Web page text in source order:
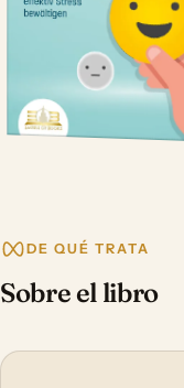
DE QUÉ TRATA
Sobre el libro